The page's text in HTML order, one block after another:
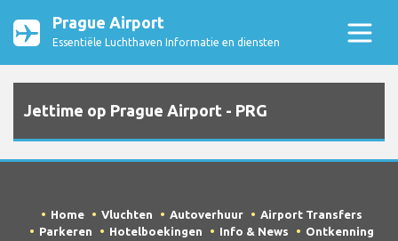
Prague Airport
Essentiële Luchthaven Informatie en diensten
Jettime op Prague Airport - PRG
Home Vluchten Autoverhuur
Airport Transfers
Parkeren
Hotelboekingen Info & News
Ontkenning